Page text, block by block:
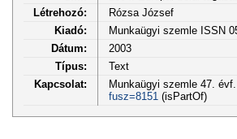
Létrehozó:
Rózsa József
Kiadó:
Munkaügyi szemle ISSN
Dátum:
2003
Típus:
Text
Kapcsolat:
Munkaügyi szemle 47.
fusz=8151 (isPartOf)